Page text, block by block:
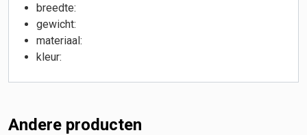
breedte:
gewicht:
materiaal:
kleur:
Andere producten